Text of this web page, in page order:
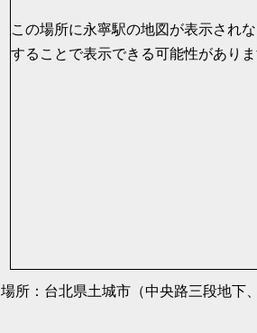
この場所に永寧駅の地図が表示され
することで表示できる可能性がありま
場所：台北県土城市（中央路三段地下